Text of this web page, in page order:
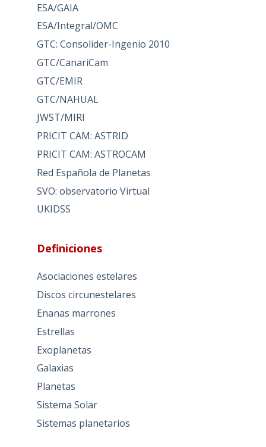
ESA/GAIA
ESA/Integral/OMC
GTC: Consolider-Ingenio 2010
GTC/CanariCam
GTC/EMIR
GTC/NAHUAL
JWST/MIRI
PRICIT CAM: ASTRID
PRICIT CAM: ASTROCAM
Red Española de Planetas
SVO: observatorio Virtual
UKIDSS
Definiciones
Asociaciones estelares
Discos circunestelares
Enanas marrones
Estrellas
Exoplanetas
Galaxias
Planetas
Sistema Solar
Sistemas planetarios